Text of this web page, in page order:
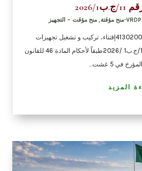
1
, منح مؤقت – التجهيز
رقم التعريف الجبائي 413020000090049إقتناء، تركيب و تشغيل تجهيزات
FABLAB لفائدة جامعة البليدة 1 رقم 11/ج.ب1 /2026طبقاً لأحكام المادة 46 للقانون
المزيد